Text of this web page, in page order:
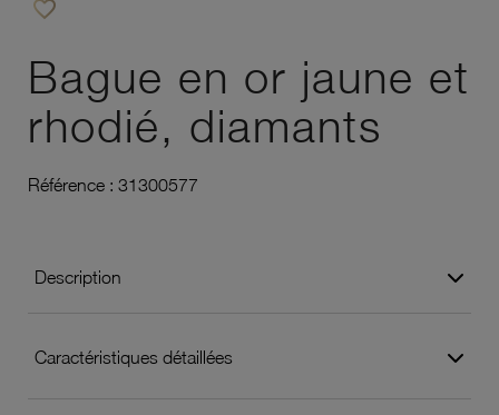
favorite_border
Bague en or jaune et
rhodié, diamants
Référence : 31300577
Description
Caractéristiques détaillées